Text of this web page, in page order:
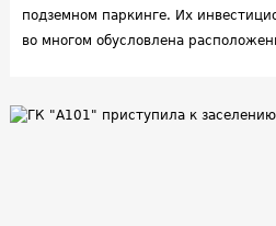
подземном паркинге. Их
во многом обусловлена